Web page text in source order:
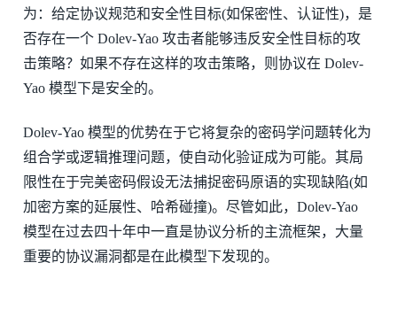
为：给定协议规范和安全性目标(如保密性、认证性)，是
否存在一个 Dolev-Yao 攻击者能够违反安全性目标的攻
击策略？如果不存在这样的攻击策略，则协议在 Dolev-
Yao 模型下是安全的。
Dolev-Yao 模型的优势在于它将复杂的密码学问题转化为
组合学或逻辑推理问题，使自动化验证成为可能。其局
限性在于完美密码假设无法捕捉密码原语的实现缺陷(如
加密方案的延展性、哈希碰撞)。尽管如此，Dolev-Yao
模型在过去四十年中一直是协议分析的主流框架，大量
重要的协议漏洞都是在此模型下发现的。